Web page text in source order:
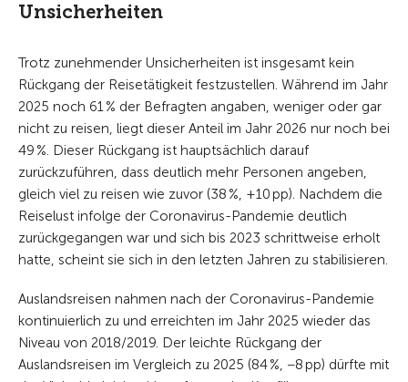
Unsicherheiten
Trotz zunehmender Unsicherheiten ist insgesamt kein
Rückgang der Reisetätigkeit festzustellen. Während im Jahr
2025 noch 61 % der Befragten angaben, weniger oder gar
nicht zu reisen, liegt dieser Anteil im Jahr 2026 nur noch bei
49 %. Dieser Rückgang ist hauptsächlich darauf
zurückzuführen, dass deutlich mehr Personen angeben,
gleich viel zu reisen wie zuvor (38 %, +10 pp). Nachdem die
Reiselust infolge der Coronavirus-Pandemie deutlich
zurückgegangen war und sich bis 2023 schrittweise erholt
hatte, scheint sie sich in den letzten Jahren zu stabilisieren.
Auslandsreisen nahmen nach der Coronavirus-Pandemie
kontinuierlich zu und erreichten im Jahr 2025 wieder das
Niveau von 2018/2019. Der leichte Rückgang der
Auslandsreisen im Vergleich zu 2025 (84 %, −8 pp) dürfte mit